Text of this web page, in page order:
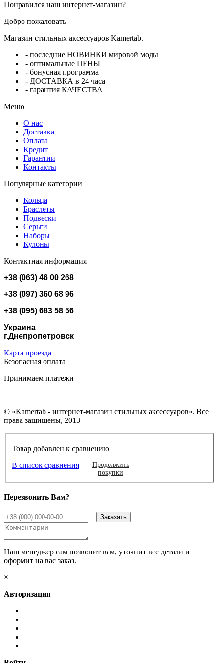
Понравился наш интернет-магазин?
Добро пожаловать
Магазин стильных аксессуаров Kamertab.
- последние НОВИНКИ мировой моды
- оптимальные ЦЕНЫ
- бонусная программа
- ДОСТАВКА в 24 часа
- гарантия КАЧЕСТВА
Меню
О нас
Доставка
Оплата
Кредит
Гарантии
Контакты
Популярные категории
Кольца
Браслеты
Подвески
Серьги
Наборы
Кулоны
Контактная информация
+38 (063) 46 00 268
+38 (097) 360 68 96
+38 (095) 683 58 56
Украина
г.Днепропетровск
Карта проезда
Безопасная оплата
Принимаем платежи
© «Kamertab - интернет-магазин стильных аксессуаров». Все
права защищены, 2013
Товар добавлен к сравнению
В список сравнения
Продолжить
покупки
Перезвонить Вам?
Наш менеджер сам позвонит вам, уточнит все детали и
оформит на вас заказ.
×
Авторизация